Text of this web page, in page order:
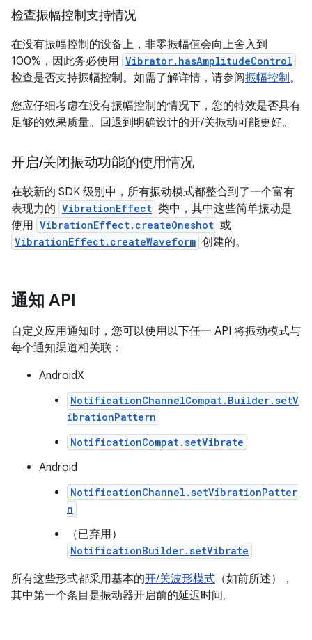
检查振幅控制支持情况
在没有振幅控制的设备上，非零振幅值会向上舍入到
100%，因此务必使用 Vibrator.hasAmplitudeControl
检查是否支持振幅控制。如需了解详情，请参阅振幅控制。
您应仔细考虑在没有振幅控制的情况下，您的特效是否具有
足够的效果质量。回退到明确设计的开/关振动可能更好。
开启/关闭振动功能的使用情况
在较新的 SDK 级别中，所有振动模式都整合到了一个富有
表现力的 VibrationEffect 类中，其中这些简单振动是
使用 VibrationEffect.createOneshot 或
VibrationEffect.createWaveform 创建的。
通知 API
自定义应用通知时，您可以使用以下任一 API 将振动模式与
每个通知渠道相关联：
AndroidX
NotificationChannelCompat.Builder.setV
ibrationPattern
NotificationCompat.setVibrate
Android
NotificationChannel.setVibrationPatter
n
（已弃用）
NotificationBuilder.setVibrate
所有这些形式都采用基本的开/关波形模式 （如前所述），
其中第一个条目是振动器开启前的延迟时间。